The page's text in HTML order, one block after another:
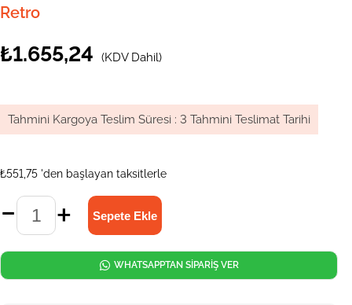
Retro
₺1.655,24 (KDV Dahil)
Tahmini Kargoya Teslim Süresi : 3 Tahmini Teslimat Tarihi
₺551,75 'den başlayan taksitlerle
WHATSAPPTAN SİPARİŞ VER